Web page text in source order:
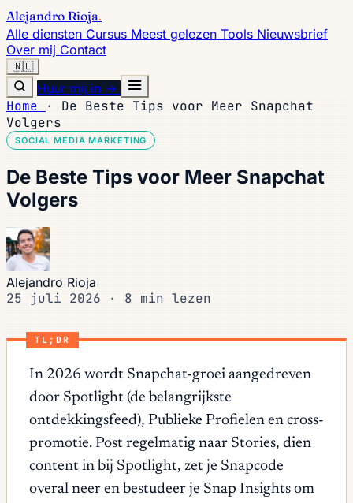
Alejandro Rioja.
Alle diensten Cursus Meest gelezen Tools Nieuwsbrief
Over mij Contact
🇳🇱
Huur mij in →
Home ·
De Beste Tips voor Meer Snapchat
Volgers
SOCIAL MEDIA MARKETING
De Beste Tips voor Meer Snapchat
Volgers
Alejandro Rioja
25 juli 2026 · 8 min lezen
TL;DR
In 2026 wordt Snapchat-groei aangedreven
door Spotlight (de belangrijkste
ontdekkingsfeed), Publieke Profielen en cross-
promotie. Post regelmatig naar Stories, dien
content in bij Spotlight, zet je Snapcode
overal neer en bestudeer je Snap Insights om